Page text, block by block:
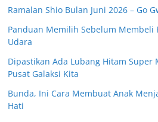
Ramalan Shio Bulan Juni 2026 – Go
Panduan Memilih Sebelum Membeli
Udara
Dipastikan Ada Lubang Hitam Super
Pusat Galaksi Kita
Bunda, Ini Cara Membuat Anak
Hati